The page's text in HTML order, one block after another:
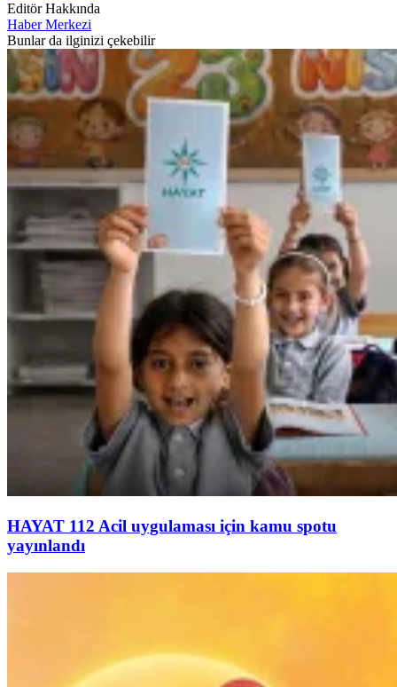
Editör Hakkında
Haber Merkezi
Bunlar da ilginizi çekebilir
HAYAT 112 Acil uygulaması için kamu spotu
yayınlandı